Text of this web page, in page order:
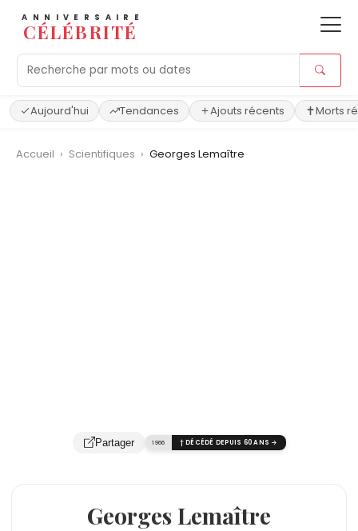
ANNIVERSAIRE
CÉLÉBRITÉ
Aujourd'hui Tendances Ajouts récents Morts
Accueil › Scientifiques › Georges Lemaître
Partager 1966 † DÉCÉDÉ DEPUIS 60 ANS →
Georges Lemaître